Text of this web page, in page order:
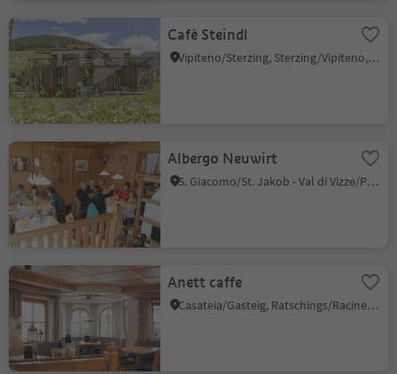
Cafè Steindl
Vipiteno/Sterzing, Sterzing/Vipiteno, Sterzing/Vipiteno and environs
Albergo Neuwirt
S. Giacomo/St. Jakob - Val di Vizze/Pfitsch, Pfitsch/Val di Vizze, Sterzing/Vipiteno and environs
Anett caffe
Casateia/Gasteig, Ratschings/Racines, Sterzing/Vipiteno and environs